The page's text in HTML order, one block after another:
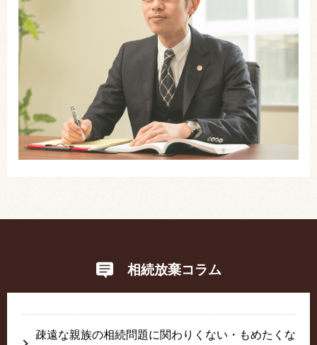
相続放棄コラム
疎遠な親族の相続問題に関わりくない・もめたくな